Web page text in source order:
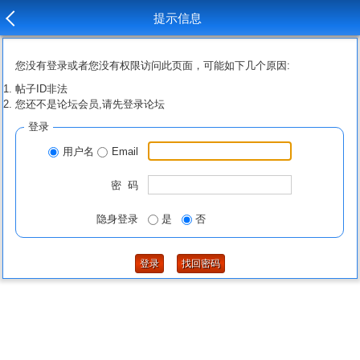
提示信息
您没有登录或者您没有权限访问此页面，可能如下几个原因:
帖子ID非法
您还不是论坛会员,请先登录论坛
登录
用户名 Email
密 码
隐身登录 是 否